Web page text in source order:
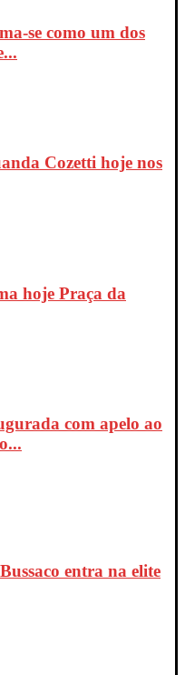
se como um dos
Cozetti hoje nos
hoje Praça da
com apelo ao
entra na elite